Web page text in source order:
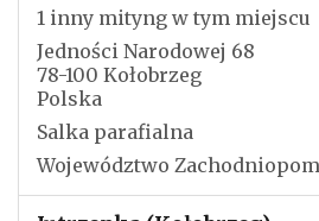
1 inny mityng w tym miejscu
Jedności Narodowej 68
78-100 Kołobrzeg
Polska
Salka parafialna
Województwo